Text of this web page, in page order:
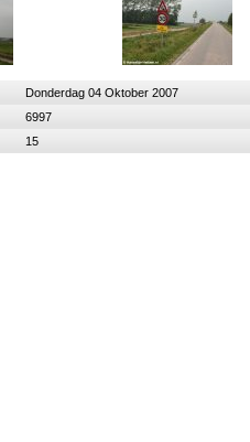
Donderdag 04 Oktober 2007
6997
15